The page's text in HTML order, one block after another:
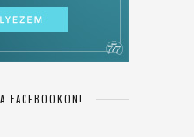
FACEBOOKON!